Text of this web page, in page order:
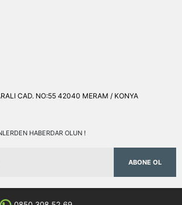
CAD. NO:55 42040 MERAM / KONYA
HABERDAR OLUN !
ABONE OL